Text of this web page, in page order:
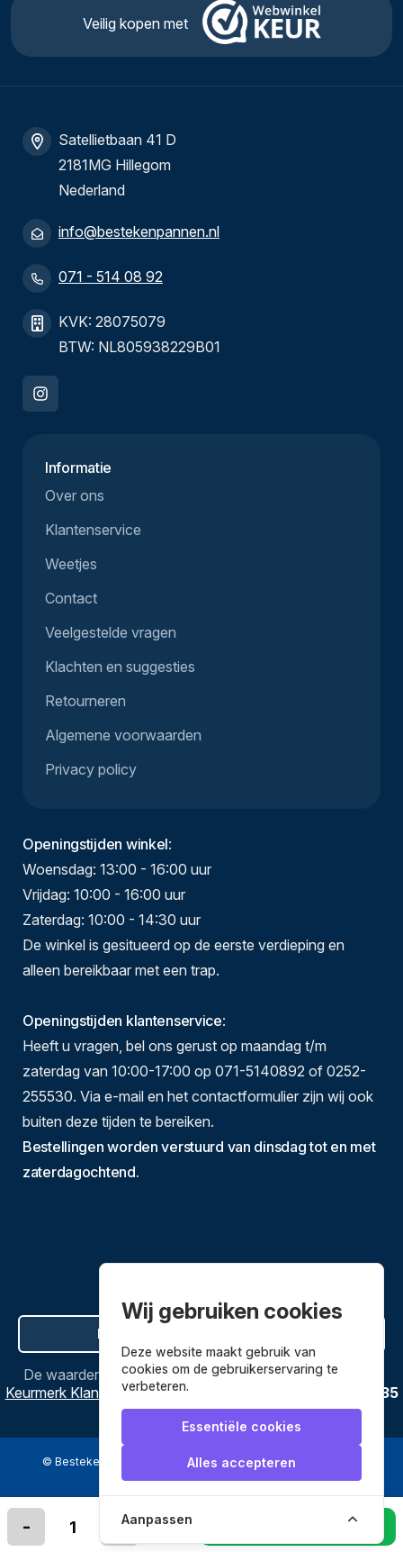
- + In winkelmandje leggen
Veilig kopen met
Satellietbaan 41 D
2181MG Hillegom
Nederland
info@bestekenpannen.nl
071 - 514 08 92
KVK: 28075079
BTW: NL805938229B01
Informatie
Over ons
Klantenservice
Weetjes
Contact
Veelgestelde vragen
Klachten en suggesties
Retourneren
Algemene voorwaarden
Privacy policy
Openingstijden winkel:
Woensdag: 13:00 - 16:00 uur
Vrijdag: 10:00 - 16:00 uur
Zaterdag: 10:00 - 14:30 uur
De winkel is gesitueerd op de eerste verdieping en
alleen bereikbaar met een trap.
Openingstijden klantenservice:
Heeft u vragen, bel ons gerust op maandag t/m
zaterdag van 10:00-17:00 op 071-5140892 of 0252-
255530. Via e-mail en het contactformulier zijn wij ook
buiten deze tijden te bereiken.
Bestellingen worden verstuurd van dinsdag tot en met
zaterdagochtend.
Hier de overeenkomst ontbinden
De waardering vanBestekenpannen.nlbijWebwinkel
Keurmerk Klantbeoordelingen
3635
reviews.
© Bestekenpannen.nl 2026 een webshop van
Wij gebruiken cookies
Deze website maakt gebruik van
cookies om de gebruikerservaring te
verbeteren.
Essentiële cookies
Alles accepteren
Aanpassen